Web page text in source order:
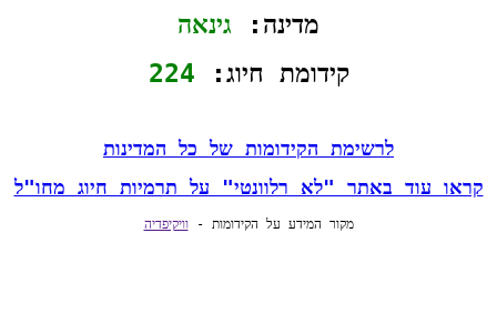
מדינה: גינאה
קידומת חיוג: 224
לרשימת הקידומות של כל המדינות
קראו עוד באתר "לא רלוונטי" על תרמיות חיוג מחו"ל
מקור המידע על הקידומות - וויקיפדיה